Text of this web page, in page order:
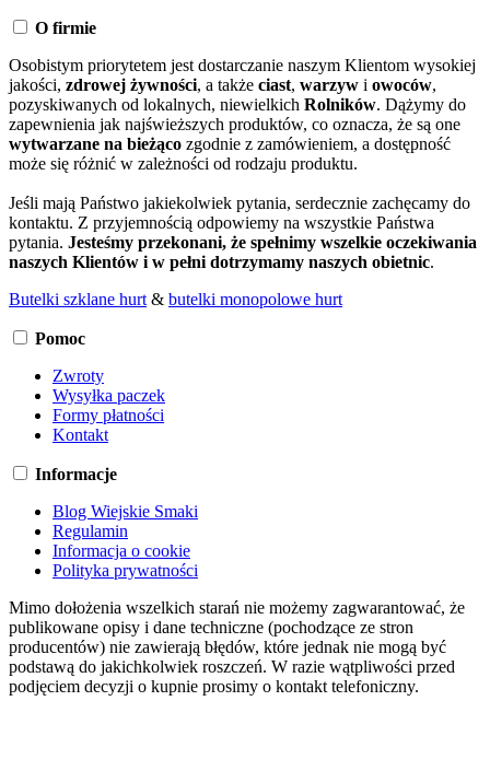
O firmie
Osobistym priorytetem jest dostarczanie naszym Klientom wysokiej
jakości, zdrowej żywności, a także ciast, warzyw i owoców,
pozyskiwanych od lokalnych, niewielkich Rolników. Dążymy do
zapewnienia jak najświeższych produktów, co oznacza, że są one
wytwarzane na bieżąco zgodnie z zamówieniem, a dostępność
może się różnić w zależności od rodzaju produktu.
Jeśli mają Państwo jakiekolwiek pytania, serdecznie zachęcamy do
kontaktu. Z przyjemnością odpowiemy na wszystkie Państwa
pytania. Jesteśmy przekonani, że spełnimy wszelkie oczekiwania
naszych Klientów i w pełni dotrzymamy naszych obietnic.
Butelki szklane hurt & butelki monopolowe hurt
Pomoc
Zwroty
Wysyłka paczek
Formy płatności
Kontakt
Informacje
Blog Wiejskie Smaki
Regulamin
Informacja o cookie
Polityka prywatności
Mimo dołożenia wszelkich starań nie możemy zagwarantować, że
publikowane opisy i dane techniczne (pochodzące ze stron
producentów) nie zawierają błędów, które jednak nie mogą być
podstawą do jakichkolwiek roszczeń. W razie wątpliwości przed
podjęciem decyzji o kupnie prosimy o kontakt telefoniczny.